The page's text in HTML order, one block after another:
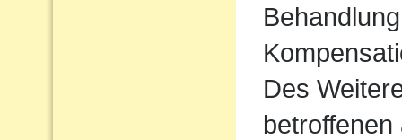
Des
betroffenen